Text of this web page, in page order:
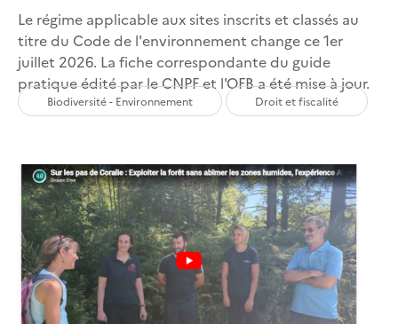
Le régime applicable aux sites inscrits et classés au
titre du Code de l'environnement change ce 1er
juillet 2026. La fiche correspondante du guide
pratique édité par le CNPF et l'OFB a été mise à jour.
Biodiversité - Environnement Droit et fiscalité